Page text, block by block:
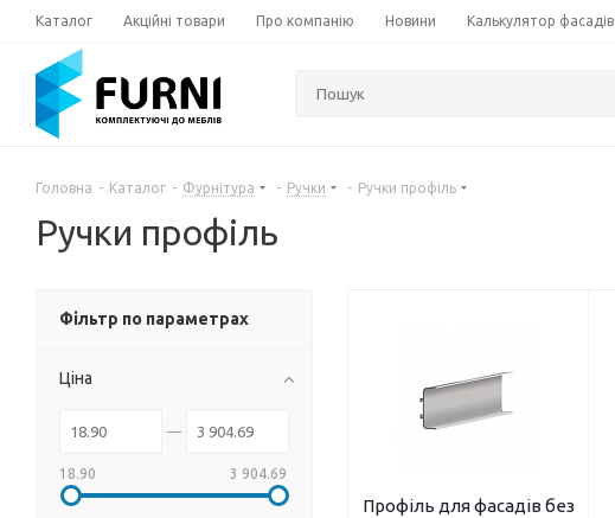
Каталог Акційні товари Про компанію Новини Калькулятор фасадів
Головна - Каталог - Фурнітура - Ручки - Ручки профіль
Ручки профіль
Профіль для фасадів без
Фільтр по параметрах
Ціна
18.90 3 904.69